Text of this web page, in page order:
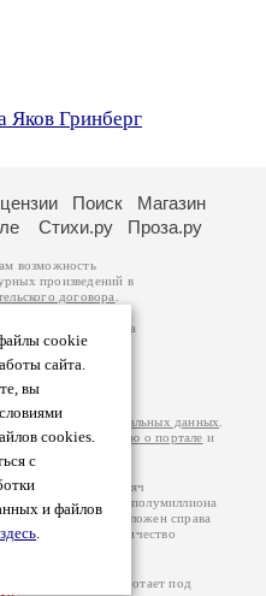
Яков Гринберг
cookie
сайта.
вы
cookies.
с
и файлов
.
Поиск
Магазин
Стихи.ру Проза.ру
возможность
произведений в
договора
авторам
возможна
вы можете
за
на
обработки персональных данных
информацию о портале и
– порядка 100 тысяч
более полумиллиона
который расположен справа
по две цифры: количество
2026. Портал работает под